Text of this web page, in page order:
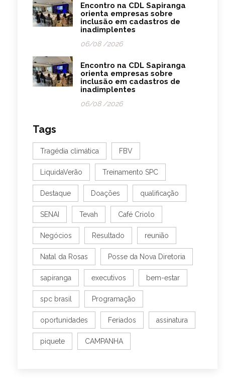
Encontro na CDL Sapiranga
orienta empresas sobre
inclusão em cadastros de
inadimplentes
06/08 /2026
Encontro na CDL Sapiranga
orienta empresas sobre
inclusão em cadastros de
inadimplentes
06/08 /2026
Tags
Tragédia climática FBV
LiquidaVerão Treinamento SPC
Destaque Doações qualificação
SENAI Tevah Café Criolo
Negócios Resultado reunião
Natal da Rosas Posse da Nova Diretoria
sapiranga executivos bem-estar
spc brasil Programação
oportunidades Feriados assinatura
piquete CAMPANHA